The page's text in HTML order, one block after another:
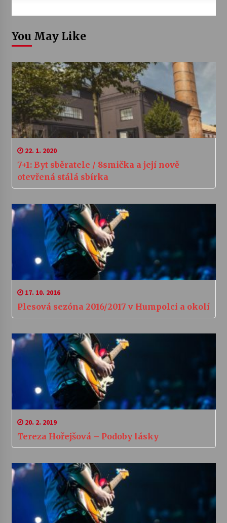
You May Like
22. 1. 2020
7+1: Byt sběratele / 8smička a její nově
otevřená stálá sbírka
17. 10. 2016
Plesová sezóna 2016/2017 v Humpolci a okolí
20. 2. 2019
Tereza Hořejšová – Podoby lásky